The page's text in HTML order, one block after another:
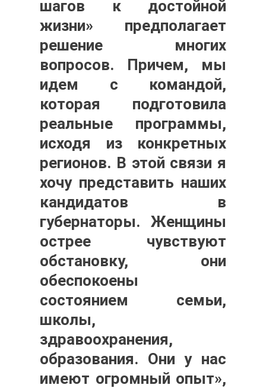
шагов к достойной
жизни» предполагает
решение многих
вопросов. Причем, мы
идем с командой,
которая подготовила
реальные программы,
исходя из конкретных
регионов. В этой связи я
хочу представить наших
кандидатов в
губернаторы. Женщины
острее чувствуют
обстановку, они
обеспокоены
состоянием семьи,
школы,
здравоохранения,
образования. Они у нас
имеют огромный опыт»,